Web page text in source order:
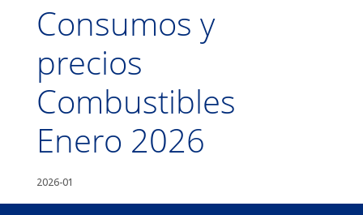
Consumos y
precios
Combustibles
Enero 2026
2026-01